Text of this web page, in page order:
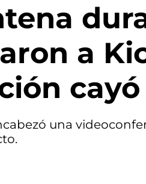
a
cayó
una